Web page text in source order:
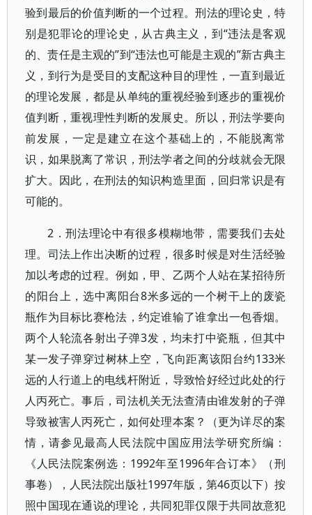
验到最后的价值判断的一个过程。刑法的理论史，特
别是犯罪论的理论史，从古典主义，到“违法是客观
的、责任是主观的”到“违法也可能是主观的”新古典主
义，到行为是受目的支配这种目的理性，一直到最近
的理论发展，都是从单纯的重视经验到逐步的重视价
值判断，重视理性判断的发展史。所以，刑法学要向
前发展，一定是建立在这个基础上的，不能脱离常
识，如果脱离了常识，刑法学者之间的分歧就会无限
扩大。因此，在刑法的知识构造里面，回归常识是有
可能的。
2．刑法理论中有很多模糊地带，需要我们去处
理。司法上作出决断的过程，很多时候是对生活经验
加以考虑的过程。例如，甲、乙两个人站在某招待所
的阳台上，选中离阳台8米多远的一个树干上的废瓷
瓶作为目标比赛枪法，约定谁输了谁拿出一包香烟。
两个人轮流各射出子弹3发，均未打中瓷瓶，但其中
某一发子弹穿过树林上空，飞向距离该阳台约133米
远的人行道上的电线杆附近，导致恰好经过此处的行
人丙死亡。事后，司法机关无法查清由谁发射的子弹
导致被害人丙死亡，如何处理本案？（更为详尽的案
情，请参见最高人民法院中国应用法学研究所编：
《人民法院案例选：1992年至1996年合订本》（刑
事卷），人民法院出版社1997年版，第46页以下）按
照中国现在通说的理论，共同犯罪仅限于共同故意犯